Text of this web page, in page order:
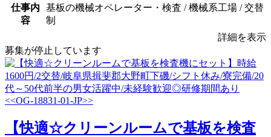
仕事内
容
基板の機械オペレーター・検査 / 機械系工場 / 交替
制
詳細を表示
募集が停止しています
【快適☆クリーンルームで基板を検査